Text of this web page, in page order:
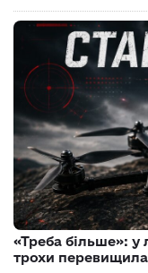
«Треба більше»: у
трохи перевищила